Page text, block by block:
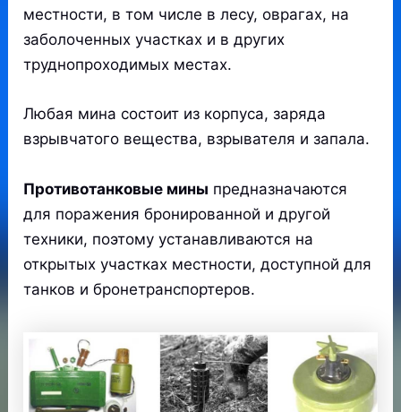
местности, в том числе в лесу, оврагах, на
заболоченных участках и в других
труднопроходимых местах.
Любая мина состоит из корпуса, заряда
взрывчатого вещества, взрывателя и запала.
Противотанковые мины предназначаются
для поражения бронированной и другой
техники, поэтому устанавливаются на
открытых участках местности, доступной для
танков и бронетранспортеров.